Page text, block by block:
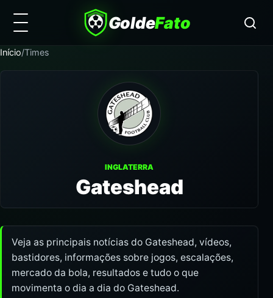
GoldeFato
Início/Times
INGLATERRA
Gateshead
Veja as principais notícias do Gateshead, vídeos,
bastidores, informações sobre jogos, escalações,
mercado da bola, resultados e tudo o que
movimenta o dia a dia do Gateshead.